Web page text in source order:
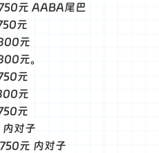
元 AABA尾巴
元
元
元。
元
元
元
对子
元 内对子